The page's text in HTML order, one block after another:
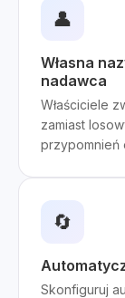
👤
Własna
nadawca
Właściciele
zamiast
przypomnień
🔄
Skonfiguruj